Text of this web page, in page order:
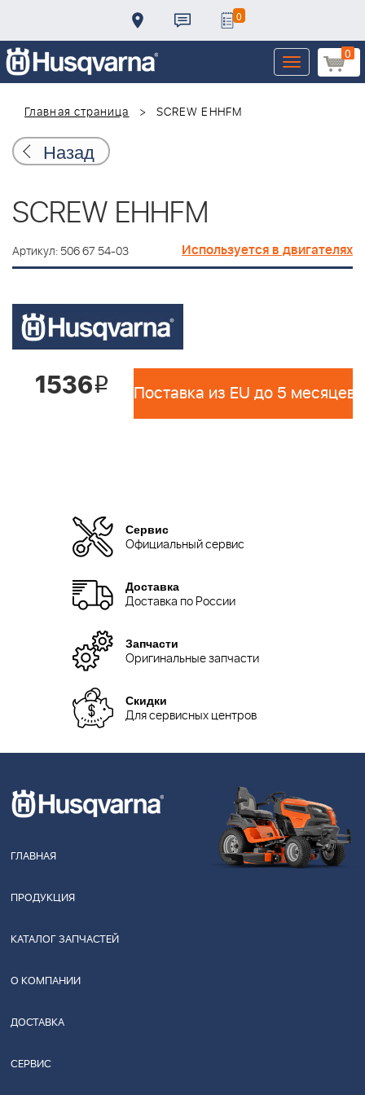
0
0
Toggle
navigation
Главная страница
SCREW EHHFM
Назад
SCREW EHHFM
Артикул: 506 67 54-03 Используется в двигателях
1536i Поставка из EU до 5 месяцев
Сервис
Официальный сервис
Доставка
Доставка по России
Запчасти
Оригинальные запчасти
Скидки
Для сервисных центров
ГЛАВНАЯ
ПРОДУКЦИЯ
КАТАЛОГ ЗАПЧАСТЕЙ
О КОМПАНИИ
ДОСТАВКА
СЕРВИС